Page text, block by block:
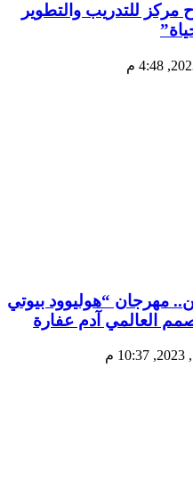
مركز للتدريب والتطوير
مهرجان “هوليوود بيوتي